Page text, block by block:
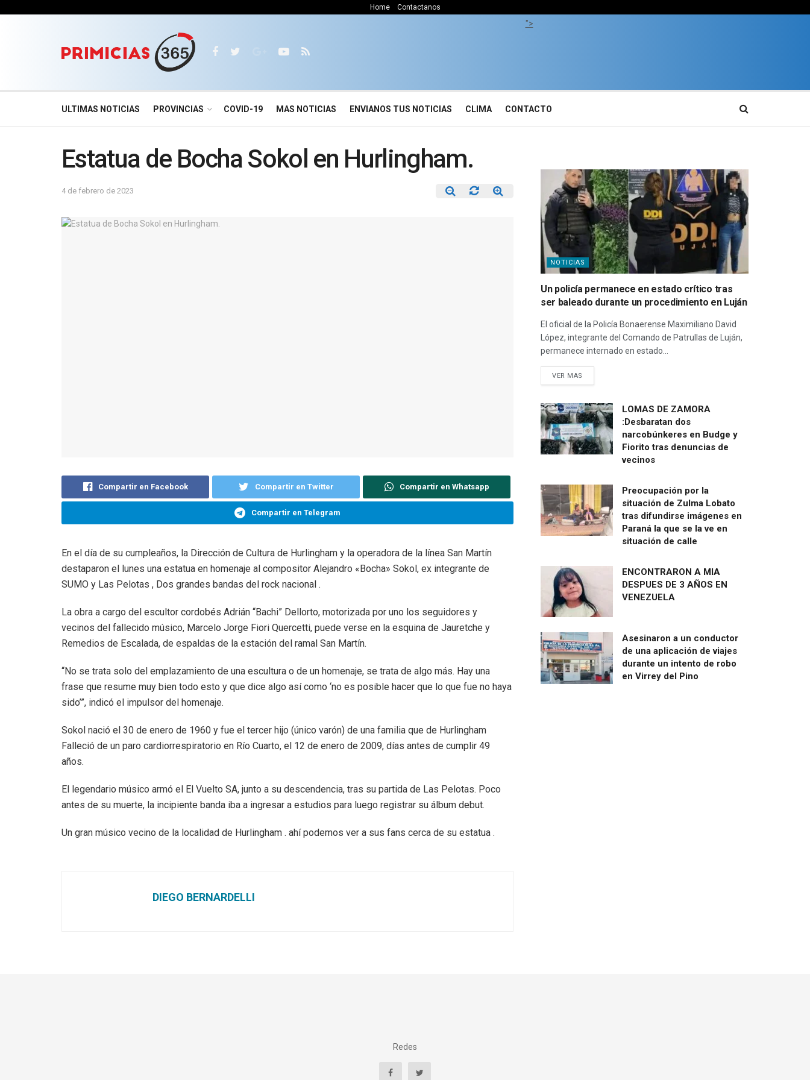
Home Contactanos
">
ULTIMAS NOTICIAS PROVINCIAS COVID-19 MAS NOTICIAS ENVIANOS TUS NOTICIAS CLIMA CONTACTO
Estatua de Bocha Sokol en Hurlingham.
4 de febrero de 2023
Compartir en Facebook Compartir en Twitter Compartir en Whatsapp
Compartir en Telegram
En el día de su cumpleaños, la Dirección de Cultura de Hurlingham y la operadora de la línea San Martín
destaparon el lunes una estatua en homenaje al compositor Alejandro «Bocha» Sokol, ex integrante de
SUMO y Las Pelotas , Dos grandes bandas del rock nacional .
La obra a cargo del escultor cordobés Adrián “Bachi” Dellorto, motorizada por uno los seguidores y
vecinos del fallecido músico, Marcelo Jorge Fiori Quercetti, puede verse en la esquina de Jauretche y
Remedios de Escalada, de espaldas de la estación del ramal San Martín.
“No se trata solo del emplazamiento de una escultura o de un homenaje, se trata de algo más. Hay una
frase que resume muy bien todo esto y que dice algo así como ‘no es posible hacer que lo que fue no haya
sido’”, indicó el impulsor del homenaje.
Sokol nació el 30 de enero de 1960 y fue el tercer hijo (único varón) de una familia que de Hurlingham
Falleció de un paro cardiorrespiratorio en Río Cuarto, el 12 de enero de 2009, días antes de cumplir 49
años.
El legendario músico armó el El Vuelto SA, junto a su descendencia, tras su partida de Las Pelotas. Poco
antes de su muerte, la incipiente banda iba a ingresar a estudios para luego registrar su álbum debut.
Un gran músico vecino de la localidad de Hurlingham . ahí podemos ver a sus fans cerca de su estatua .
DIEGO BERNARDELLI
NOTICIAS
Un policía permanece en estado crítico tras
ser baleado durante un procedimiento en Luján
El oficial de la Policía Bonaerense Maximiliano David
López, integrante del Comando de Patrullas de Luján,
permanece internado en estado...
VER MAS
LOMAS DE ZAMORA
:Desbaratan dos
narcobúnkeres en Budge y
Fiorito tras denuncias de
vecinos
Preocupación por la
situación de Zulma Lobato
tras difundirse imágenes en
Paraná la que se la ve en
situación de calle
ENCONTRARON A MIA
DESPUES DE 3 AÑOS EN
VENEZUELA
Asesinaron a un conductor
de una aplicación de viajes
durante un intento de robo
en Virrey del Pino
Redes